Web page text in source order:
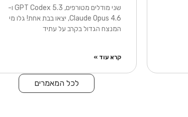
שני מודלים מטורפים, GPT Codex 5.3 ו-
Claude Opus 4.6, יצאו בבת אחת! גלו מי
המנצח הגדול בקרב על עתיד
קרא עוד »
לכל המאמרים